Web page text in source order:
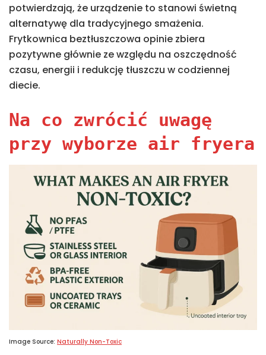
potwierdzają, że urządzenie to stanowi świetną
alternatywę dla tradycyjnego smażenia.
Frytkownica beztłuszczowa opinie zbiera
pozytywne głównie ze względu na oszczędność
czasu, energii i redukcję tłuszczu w codziennej
diecie.
Na co zwrócić uwagę
przy wyborze air fryera
Image Source: Naturally Non-Toxic